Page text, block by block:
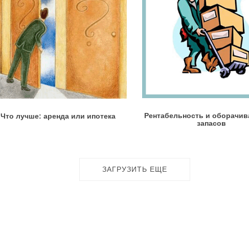
Что лучше: аренда или ипотека
Рентабельность и
запасов
ЗАГРУЗИТЬ ЕЩЕ